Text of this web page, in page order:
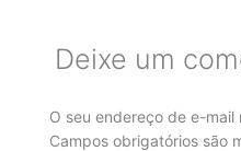
Deixe um
O seu endereço de e-mail
Campos obrigatórios são